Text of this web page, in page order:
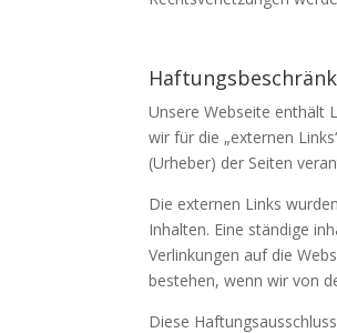
Unsere Webseite enthält
wir für die „externen
(Urheber) der Seiten
Die externen Links
Inhalten. Eine ständige
Verlinkungen auf die
bestehen, wenn wir von
Diese